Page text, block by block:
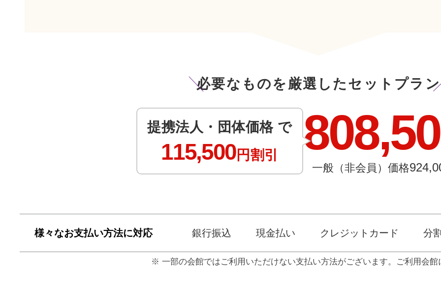
必要なものを厳選したセットプラン
提携法人・団体価格 で
115,500円割引
一般（非会員）価格
様々なお支払い方法に対応 銀行振込 現金払い クレジットカード 分
⼀部の会館ではご利⽤いただけない⽀払い⽅法がございます。ご利⽤会